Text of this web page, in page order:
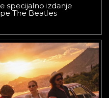
specijalno izdanje
The Beatles